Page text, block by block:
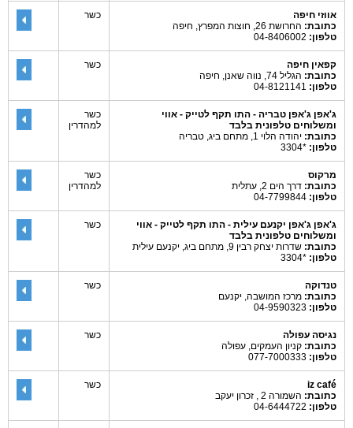
אווזי חיפה
כתובת: החרושת 26, חוצות המפרץ, חיפה
טלפון:
כשר
קפאין חיפה
כתובת: הגליל 74, נווה שאנן, חיפה
טלפון:
כשר
ג'אפן ג'אפן טבריה - התו תקף לטייק - אווי
ומשלוחים טלפונית בלבד
כתובת: יהודה הלוי 1, מתחם ביג, טבריה
טלפון: *3304
כשר
למהדרין
מרקוס
כתובת: דרך הים 2, עתלית
טלפון:
כשר
למהדרין
ג'אפן ג'אפן יקנעם עילית - התו תקף לטייק - אווי
ומשלוחים טלפונית בלבד
כתובת: שדרות יצחק רבין 9, מתחם ביג, יקנעם עילית
טלפון: *3304
כשר
טנדוקה
כתובת: מרכז המושבה, יקנעם
טלפון:
כשר
נגיסה עפולה
כתובת: קניון העמקים, עפולה
טלפון:
כשר
iz café
כתובת: השמורה 2 , זכרון יעקב
טלפון:
כשר